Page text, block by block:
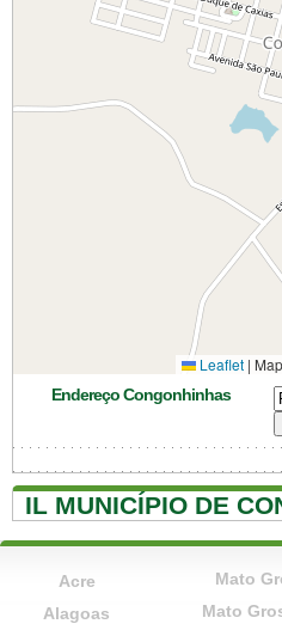
Leaflet |
Endereço Congonhinhas
IL MUNICÍPIO DE
Acre
Alagoas
Mato
Mato